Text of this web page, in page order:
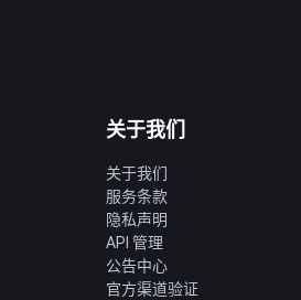
关于我们
关于我们
服务条款
隐私声明
API 管理
公告中心
官方渠道验证